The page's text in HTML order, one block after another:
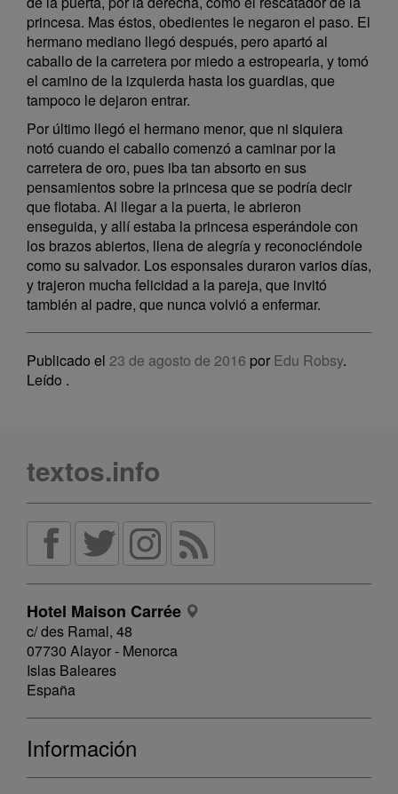
princesa. Mas éstos, obedientes le negaron el paso. El
hermano mediano llegó después, pero apartó al
caballo de la carretera por miedo a estropearla, y tomó
el camino de la izquierda hasta los guardias, que
tampoco le dejaron entrar.
Por último llegó el hermano menor, que ni siquiera
notó cuando el caballo comenzó a caminar por la
carretera de oro, pues iba tan absorto en sus
pensamientos sobre la princesa que se podría decir
que flotaba. Al llegar a la puerta, le abrieron
enseguida, y allí estaba la princesa esperándole con
los brazos abiertos, llena de alegría y reconociéndole
como su salvador. Los esponsales duraron varios días,
y trajeron mucha felicidad a la pareja, que invitó
también al padre, que nunca volvió a enfermar.
Publicado el 23 de agosto de 2016 por Edu Robsy.
Leído .
textos.info
Hotel Maison Carrée
c/ des Ramal, 48
07730 Alayor - Menorca
Islas Baleares
España
Información